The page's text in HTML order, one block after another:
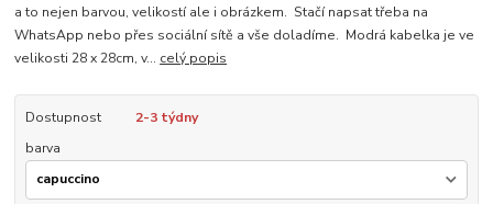
a to nejen barvou, velikostí ale i obrázkem. Stačí napsat třeba na
WhatsApp nebo přes sociální sítě a vše doladíme. Modrá kabelka je ve
velikosti 28 x 28cm, v... celý popis
Dostupnost
2-3 týdny
barva